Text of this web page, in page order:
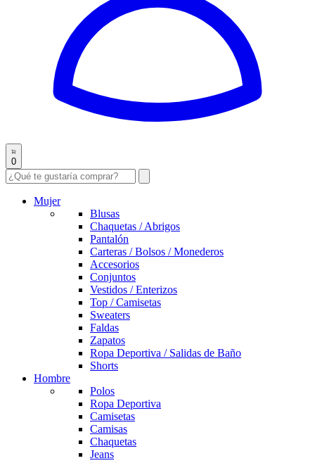
0
Mujer
Blusas
Chaquetas / Abrigos
Pantalón
Carteras / Bolsos / Monederos
Accesorios
Conjuntos
Vestidos / Enterizos
Top / Camisetas
Sweaters
Faldas
Zapatos
Ropa Deportiva / Salidas de Baño
Shorts
Hombre
Polos
Ropa Deportiva
Camisetas
Camisas
Chaquetas
Jeans